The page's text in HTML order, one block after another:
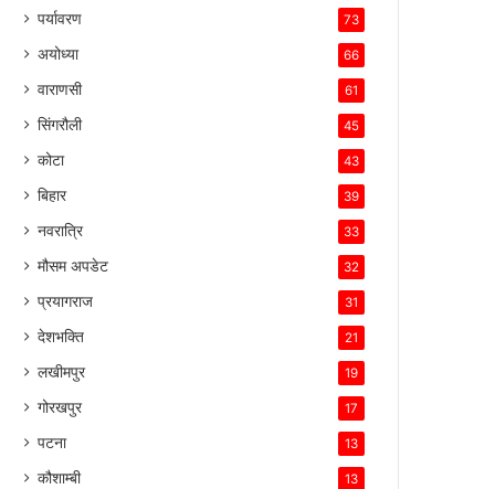
पर्यावरण 73
अयोध्या 66
वाराणसी 61
सिंगरौली 45
कोटा 43
बिहार 39
नवरात्रि 33
मौसम अपडेट 32
प्रयागराज 31
देशभक्ति 21
लखीमपुर 19
गोरखपुर 17
पटना 13
कौशाम्बी 13